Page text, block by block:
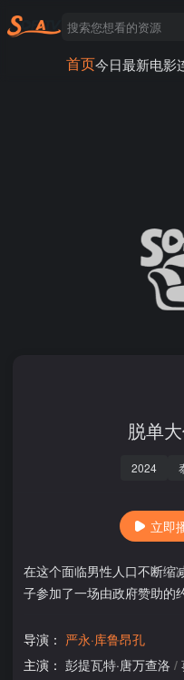
首页今日最新电影
脱单
2024
立即
在这个面临男性人口不断缩
子参加了一场由政府赞助的
导演： 严永·库鲁昂孔
主演： 彭提瓦特·唐万查洛 /